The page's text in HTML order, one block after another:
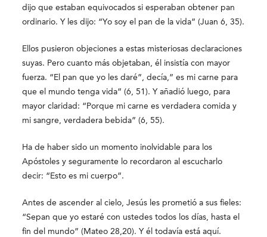
dijo que estaban equivocados si esperaban obtener pan
ordinario. Y les dijo: “Yo soy el pan de la vida” (Juan 6, 35).
Ellos pusieron objeciones a estas misteriosas declaraciones
suyas. Pero cuanto más objetaban, él insistía con mayor
fuerza. “El pan que yo les daré”, decía,” es mi carne para
que el mundo tenga vida” (6, 51). Y añadió luego, para
mayor claridad: “Porque mi carne es verdadera comida y
mi sangre, verdadera bebida” (6, 55).
Ha de haber sido un momento inolvidable para los
Apóstoles y seguramente lo recordaron al escucharlo
decir: “Esto es mi cuerpo”.
Antes de ascender al cielo, Jesús les prometió a sus fieles:
“Sepan que yo estaré con ustedes todos los días, hasta el
fin del mundo” (Mateo 28,20). Y él todavía está aquí.